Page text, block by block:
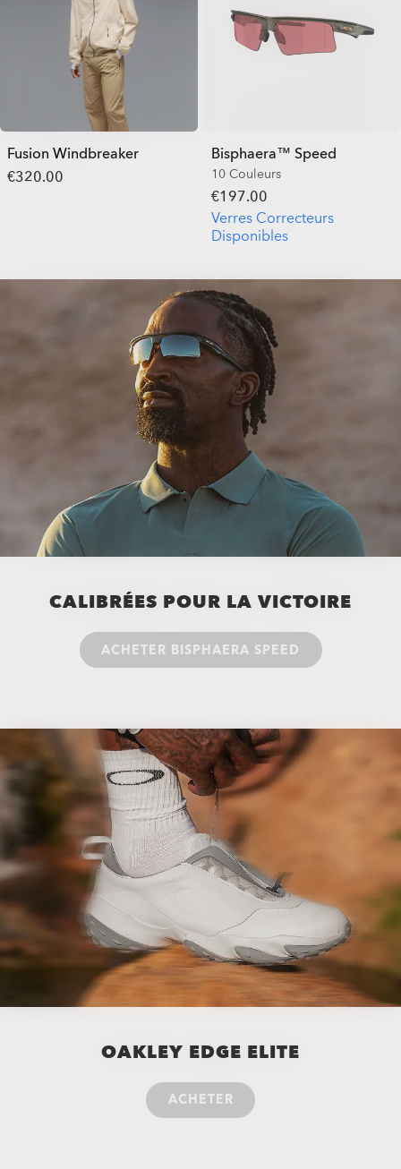
Fusion Windbreaker
€320.00
Bisphaera™ Speed
10 Couleurs
€197.00
Verres Correcteurs
Disponibles
CALIBRÉES POUR LA VICTOIRE
ACHETER BISPHAERA SPEED
OAKLEY EDGE ELITE
ACHETER